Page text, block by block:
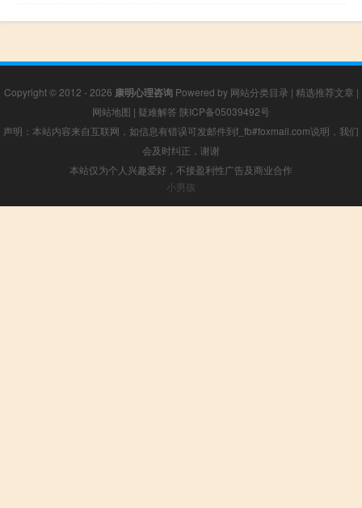
Copyright © 2012 - 2026 康明心理咨询Powered by 网站分类目录 | 精选推荐文章 |
网站地图 | 疑难解答 陕ICP备05039492号
声明：本站内容来自互联网，如信息有错误可发邮件到f_fb#foxmail.com说明，我们
会及时纠正，谢谢
本站仅为个人兴趣爱好，不接盈利性广告及商业合作
小男孩